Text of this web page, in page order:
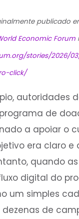
publicado
Economic Forum
stories/2026/
click/
autoridades
de
a apoiar o
era claro
quando
digital do
um simples
de